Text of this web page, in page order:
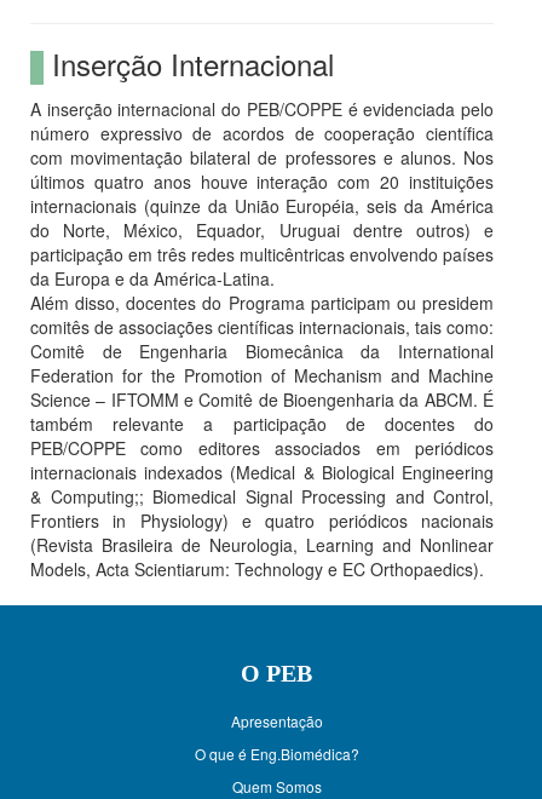
Inserção Internacional
A inserção internacional do PEB/COPPE é evidenciada pelo
número expressivo de acordos de cooperação científica
com movimentação bilateral de professores e alunos. Nos
últimos quatro anos houve interação com 20 instituições
internacionais (quinze da União Européia, seis da América
do Norte, México, Equador, Uruguai dentre outros) e
participação em três redes multicêntricas envolvendo países
da Europa e da América-Latina.
Além disso, docentes do Programa participam ou presidem
comitês de associações científicas internacionais, tais como:
Comitê de Engenharia Biomecânica da International
Federation for the Promotion of Mechanism and Machine
Science – IFTOMM e Comitê de Bioengenharia da ABCM. É
também relevante a participação de docentes do
PEB/COPPE como editores associados em periódicos
internacionais indexados (Medical & Biological Engineering
& Computing;; Biomedical Signal Processing and Control,
Frontiers in Physiology) e quatro periódicos nacionais
(Revista Brasileira de Neurologia, Learning and Nonlinear
Models, Acta Scientiarum: Technology e EC Orthopaedics).
O PEB
Apresentação
O que é Eng.Biomédica?
Quem Somos